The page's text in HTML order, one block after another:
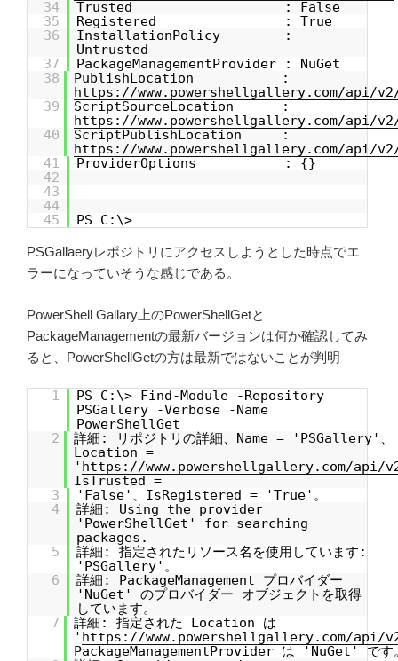
34
Trusted : False
35
Registered : True
36
InstallationPolicy :
Untrusted
37
PackageManagementProvider : NuGet
38
PublishLocation :
https://www.powershellgallery.com/api/
39
ScriptSourceLocation :
https://www.powershellgallery.com/api/
40
ScriptPublishLocation :
https://www.powershellgallery.com/api/
41
ProviderOptions : {}
42
43
44
45
PS C:\>
PSGallaeryレポジトリにアクセスしようとした時点でエ
ラーになっていそうな感じである。
PowerShell Gallary上のPowerShellGetと
PackageManagementの最新バージョンは何か確認してみ
ると、PowerShellGetの方は最新ではないことが判明
1
PS C:\> Find-Module -Repository
PSGallery -Verbose -Name
PowerShellGet
2
詳細: リポジトリの詳細、Name = 'PSGallery'、
Location =
' https://www.powershellgallery.com/api/
IsTrusted =
3
'False'、IsRegistered = 'True'。
4
詳細: Using the provider
'PowerShellGet' for searching
packages.
5
詳細: 指定されたリソース名を使用しています:
'PSGallery'。
6
詳細: PackageManagement プロバイダー
'NuGet' のプロバイダー オブジェクトを取得
しています。
7
詳細: 指定された Location は
' https://www.powershellgallery.com/api/
PackageManagementProvider は 'NuGet' です